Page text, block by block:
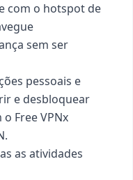
com o hotspot de
sem ser
pessoais e
e desbloquear
Free VPNx
as atividades